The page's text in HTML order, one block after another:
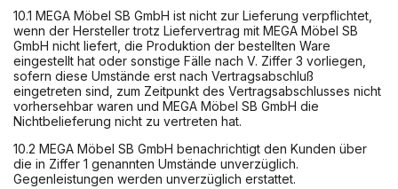
10.1 MEGA Möbel SB GmbH ist nicht zur Lieferung verpflichtet,
wenn der Hersteller trotz Liefervertrag mit MEGA Möbel SB
GmbH nicht liefert, die Produktion der bestellten Ware
eingestellt hat oder sonstige Fälle nach V. Ziffer 3 vorliegen,
sofern diese Umstände erst nach Vertragsabschluß
eingetreten sind, zum Zeitpunkt des Vertragsabschlusses nicht
vorhersehbar waren und MEGA Möbel SB GmbH die
Nichtbelieferung nicht zu vertreten hat.
10.2 MEGA Möbel SB GmbH benachrichtigt den Kunden über
die in Ziffer 1 genannten Umstände unverzüglich.
Gegenleistungen werden unverzüglich erstattet.